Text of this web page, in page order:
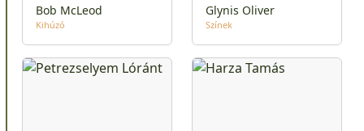
Bob McLeod
Kihúzó
Glynis Oliver
Színek